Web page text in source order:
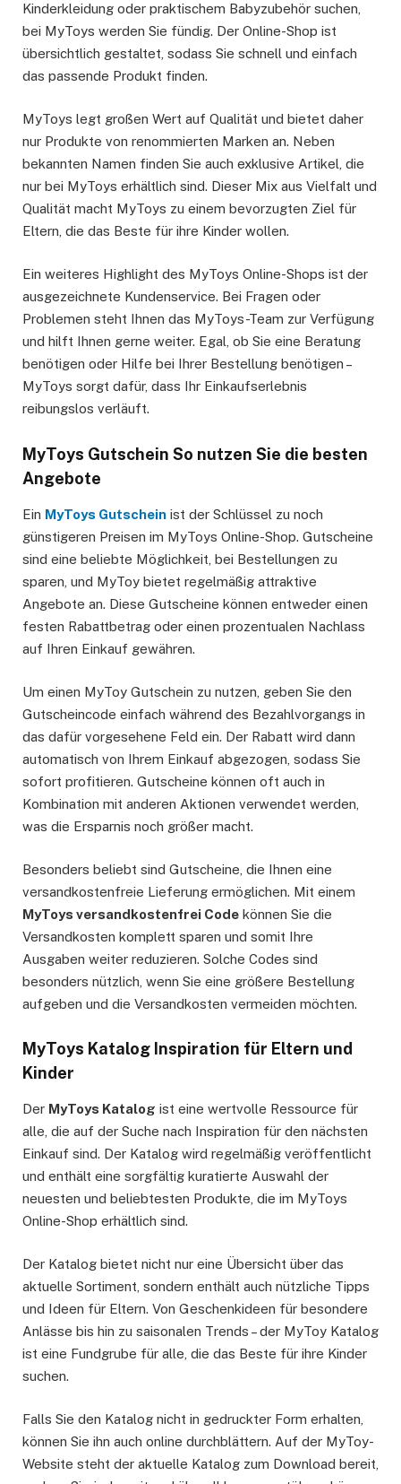
Kinderkleidung oder praktischem Babyzubehör suchen,
bei MyToys werden Sie fündig. Der Online-Shop ist
übersichtlich gestaltet, sodass Sie schnell und einfach
das passende Produkt finden.
MyToys legt großen Wert auf Qualität und bietet daher
nur Produkte von renommierten Marken an. Neben
bekannten Namen finden Sie auch exklusive Artikel, die
nur bei MyToys erhältlich sind. Dieser Mix aus Vielfalt und
Qualität macht MyToys zu einem bevorzugten Ziel für
Eltern, die das Beste für ihre Kinder wollen.
Ein weiteres Highlight des MyToys Online-Shops ist der
ausgezeichnete Kundenservice. Bei Fragen oder
Problemen steht Ihnen das MyToys-Team zur Verfügung
und hilft Ihnen gerne weiter. Egal, ob Sie eine Beratung
benötigen oder Hilfe bei Ihrer Bestellung benötigen –
MyToys sorgt dafür, dass Ihr Einkaufserlebnis
reibungslos verläuft.
MyToys Gutschein So nutzen Sie die besten
Angebote
Ein MyToys Gutschein ist der Schlüssel zu noch
günstigeren Preisen im MyToys Online-Shop. Gutscheine
sind eine beliebte Möglichkeit, bei Bestellungen zu
sparen, und MyToy bietet regelmäßig attraktive
Angebote an. Diese Gutscheine können entweder einen
festen Rabattbetrag oder einen prozentualen Nachlass
auf Ihren Einkauf gewähren.
Um einen MyToy Gutschein zu nutzen, geben Sie den
Gutscheincode einfach während des Bezahlvorgangs in
das dafür vorgesehene Feld ein. Der Rabatt wird dann
automatisch von Ihrem Einkauf abgezogen, sodass Sie
sofort profitieren. Gutscheine können oft auch in
Kombination mit anderen Aktionen verwendet werden,
was die Ersparnis noch größer macht.
Besonders beliebt sind Gutscheine, die Ihnen eine
versandkostenfreie Lieferung ermöglichen. Mit einem
MyToys versandkostenfrei Code können Sie die
Versandkosten komplett sparen und somit Ihre
Ausgaben weiter reduzieren. Solche Codes sind
besonders nützlich, wenn Sie eine größere Bestellung
aufgeben und die Versandkosten vermeiden möchten.
MyToys Katalog Inspiration für Eltern und
Kinder
Der MyToys Katalog ist eine wertvolle Ressource für
alle, die auf der Suche nach Inspiration für den nächsten
Einkauf sind. Der Katalog wird regelmäßig veröffentlicht
und enthält eine sorgfältig kuratierte Auswahl der
neuesten und beliebtesten Produkte, die im MyToys
Online-Shop erhältlich sind.
Der Katalog bietet nicht nur eine Übersicht über das
aktuelle Sortiment, sondern enthält auch nützliche Tipps
und Ideen für Eltern. Von Geschenkideen für besondere
Anlässe bis hin zu saisonalen Trends – der MyToy Katalog
ist eine Fundgrube für alle, die das Beste für ihre Kinder
suchen.
Falls Sie den Katalog nicht in gedruckter Form erhalten,
können Sie ihn auch online durchblättern. Auf der MyToy-
Website steht der aktuelle Katalog zum Download bereit,